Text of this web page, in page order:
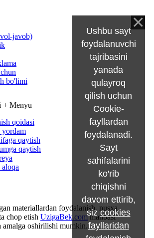
javob)
bo'limi
+ Menyu
qoidasi
yordam
qaytish
qaytish
materiallardan foydalanish, nusxa
chop etish UzigaBek.commanbasi
amalga oshirilishi mumkin.
Ushbu sayt
foydalanuvchi
tajribasini
yanada
qulayroq
qilish uchun
Cookie-
fayllardan
foydalanadi.
Sayt
sahifalarini
ko'rib
chiqishni
davom ettirib,
sizcookies
fayllaridan